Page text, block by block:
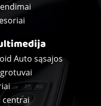
Auto sąsajos
centrai